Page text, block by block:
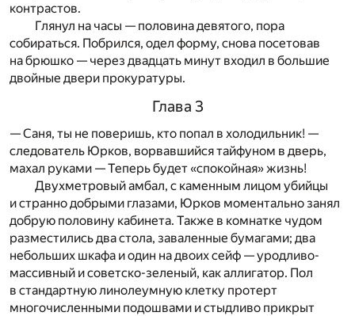
контрастов.
Глянул на часы — половина девятого, пора
собираться. Побрился, одел форму, снова посетовав
на брюшко — через двадцать минут входил в большие
двойные двери прокуратуры.
Глава 3
— Саня, ты не поверишь, кто попал в холодильник! —
следователь Юрков, ворвавшийся тайфуном в дверь,
махал руками — Теперь будет «спокойная» жизнь!
Двухметровый амбал, с каменным лицом убийцы
и странно добрыми глазами, Юрков моментально занял
добрую половину кабинета. Также в комнатке чудом
разместились два стола, заваленные бумагами; два
небольших шкафа и один на двоих сейф — уродливо-
массивный и советско-зеленый, как аллигатор. Пол
в стандартную линолеумную клетку протерт
многочисленными подошвами и стыдливо прикрыт